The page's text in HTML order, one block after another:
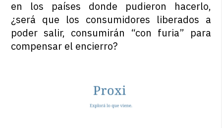
en los países donde pudieron hacerlo,
¿será que los consumidores liberados a
poder salir, consumirán “con furia” para
compensar el encierro?